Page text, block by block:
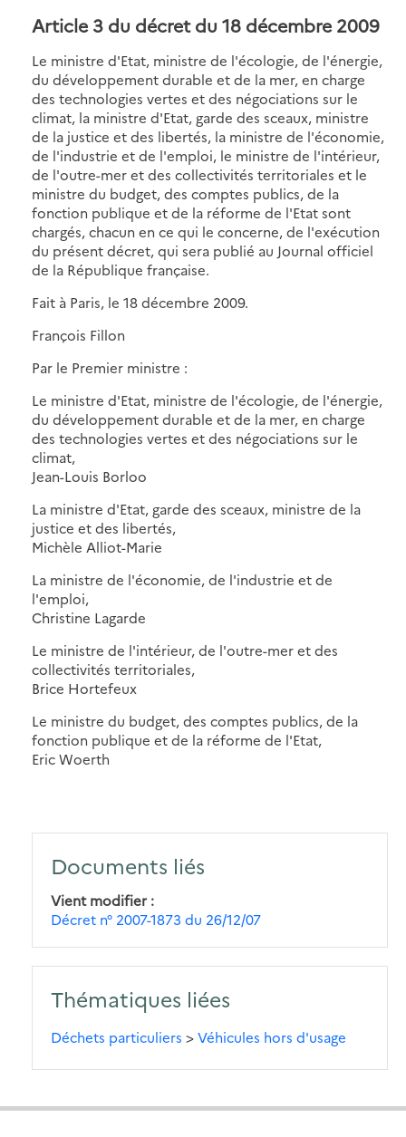
Article 3 du décret du 18 décembre 2009
Le ministre d'Etat, ministre de l'écologie, de l'énergie,
du développement durable et de la mer, en charge
des technologies vertes et des négociations sur le
climat, la ministre d'Etat, garde des sceaux, ministre
de la justice et des libertés, la ministre de l'économie,
de l'industrie et de l'emploi, le ministre de l'intérieur,
de l'outre-mer et des collectivités territoriales et le
ministre du budget, des comptes publics, de la
fonction publique et de la réforme de l'Etat sont
chargés, chacun en ce qui le concerne, de l'exécution
du présent décret, qui sera publié au Journal officiel
de la République française.
Fait à Paris, le 18 décembre 2009.
François Fillon
Par le Premier ministre :
Le ministre d'Etat, ministre de l'écologie, de l'énergie,
du développement durable et de la mer, en charge
des technologies vertes et des négociations sur le
climat,
Jean-Louis Borloo
La ministre d'Etat, garde des sceaux, ministre de la
justice et des libertés,
Michèle Alliot-Marie
La ministre de l'économie, de l'industrie et de
l'emploi,
Christine Lagarde
Le ministre de l'intérieur, de l'outre-mer et des
collectivités territoriales,
Brice Hortefeux
Le ministre du budget, des comptes publics, de la
fonction publique et de la réforme de l'Etat,
Eric Woerth
Documents liés
Vient modifier
Décret n° 2007-1873 du 26/12/07
Thématiques liées
Déchets particuliers >Véhicules hors d'usage